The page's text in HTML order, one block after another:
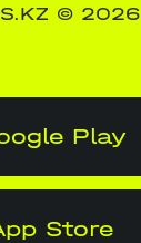
© 2026
Play
Store